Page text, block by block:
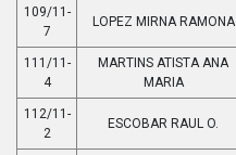
109/11-
7
LOPEZ MIRNA RAMONA
111/11-
4
MARTINS ATISTA ANA
MARIA
112/11-
2
ESCOBAR RAUL O.